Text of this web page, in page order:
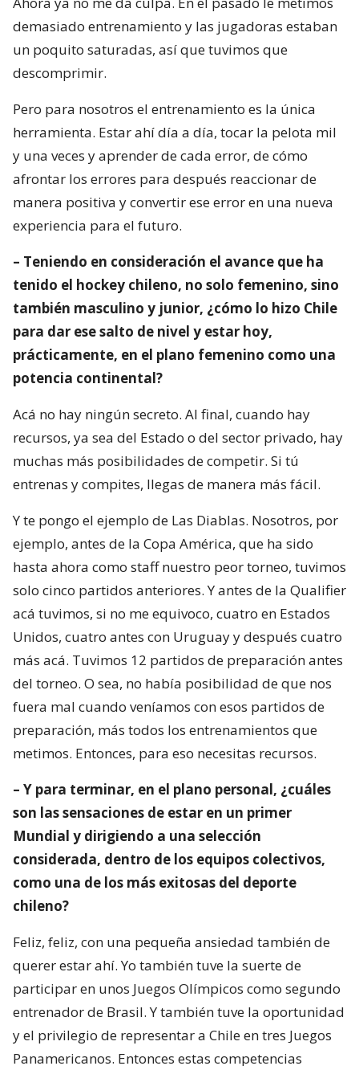
demasiado entrenamiento y las jugadoras estaban
un poquito saturadas, así que tuvimos que
descomprimir.
Pero para nosotros el entrenamiento es la única
herramienta. Estar ahí día a día, tocar la pelota mil
y una veces y aprender de cada error, de cómo
afrontar los errores para después reaccionar de
manera positiva y convertir ese error en una nueva
experiencia para el futuro.
– Teniendo en consideración el avance que ha
tenido el hockey chileno, no solo femenino, sino
también masculino y junior, ¿cómo lo hizo Chile
para dar ese salto de nivel y estar hoy,
prácticamente, en el plano femenino como una
potencia continental?
Acá no hay ningún secreto. Al final, cuando hay
recursos, ya sea del Estado o del sector privado, hay
muchas más posibilidades de competir. Si tú
entrenas y compites, llegas de manera más fácil.
Y te pongo el ejemplo de Las Diablas. Nosotros, por
ejemplo, antes de la Copa América, que ha sido
hasta ahora como staff nuestro peor torneo, tuvimos
solo cinco partidos anteriores. Y antes de la Qualifier
acá tuvimos, si no me equivoco, cuatro en Estados
Unidos, cuatro antes con Uruguay y después cuatro
más acá. Tuvimos 12 partidos de preparación antes
del torneo. O sea, no había posibilidad de que nos
fuera mal cuando veníamos con esos partidos de
preparación, más todos los entrenamientos que
metimos. Entonces, para eso necesitas recursos.
– Y para terminar, en el plano personal, ¿cuáles
son las sensaciones de estar en un primer
Mundial y dirigiendo a una selección
considerada, dentro de los equipos colectivos,
como una de los más exitosas del deporte
chileno?
Feliz, feliz, con una pequeña ansiedad también de
querer estar ahí. Yo también tuve la suerte de
participar en unos Juegos Olímpicos como segundo
entrenador de Brasil. Y también tuve la oportunidad
y el privilegio de representar a Chile en tres Juegos
Panamericanos. Entonces estas competencias